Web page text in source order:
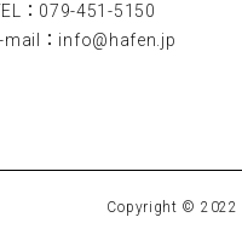
：079-451-5150
mail： info@hafen.jp
Copyright © 2022